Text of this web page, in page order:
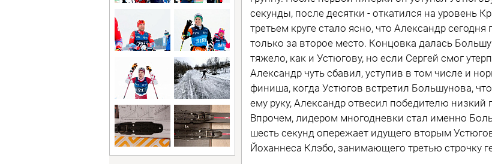
секунды, после десятки - откатился на уровень
третьем круге стало ясно, что Александр сегодня
только за второе место. Концовка далась
тяжело, как и Устюгову, но если Сергей смог
Александр чуть сбавил, уступив в том числе и
финиша, когда Устюгов встретил Большунова,
ему руку, Александр отвесил победителю низкий
Впрочем, лидером многодневки стал именно
шесть секунд опережает идущего вторым
Йоханнеса Клэбо, занимающего третью строчку